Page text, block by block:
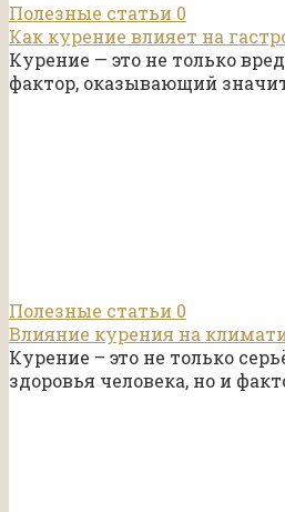
Полезные статьи 0
Как курение влияет на
Курение — это не только
фактор, оказывающий
Полезные статьи 0
Влияние курения на
Курение – это не только
здоровья человека, но и